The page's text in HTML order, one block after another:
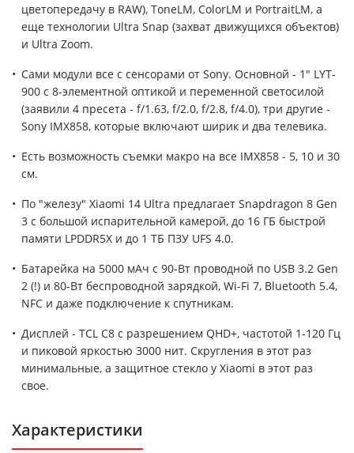
цветопередачу в RAW), ToneLM, ColorLM и PortraitLM, а
еще технологии Ultra Snap (захват движущихся объектов)
и Ultra Zoom.
Сами модули все с сенсорами от Sony. Основной - 1" LYT-
900 с 8-элементной оптикой и переменной светосилой
(заявили 4 пресета - f/1.63, f/2.0, f/2.8, f/4.0), три другие -
Sony IMX858, которые включают ширик и два телевика.
Есть возможность съемки макро на все IMX858 - 5, 10 и 30
см.
По "железу" Xiaomi 14 Ultra предлагает Snapdragon 8 Gen
3 с большой испарительной камерой, до 16 ГБ быстрой
памяти LPDDR5X и до 1 ТБ ПЗУ UFS 4.0.
Батарейка на 5000 мАч с 90-Вт проводной по USB 3.2 Gen
2 (!) и 80-Вт беспроводной зарядкой, Wi-Fi 7, Bluetooth 5.4,
NFC и даже подключение к спутникам.
Дисплей - TCL C8 с разрешением QHD+, частотой 1-120 Гц
и пиковой яркостью 3000 нит. Скругления в этот раз
минимальные, а защитное стекло у Xiaomi в этот раз
свое.
Характеристики